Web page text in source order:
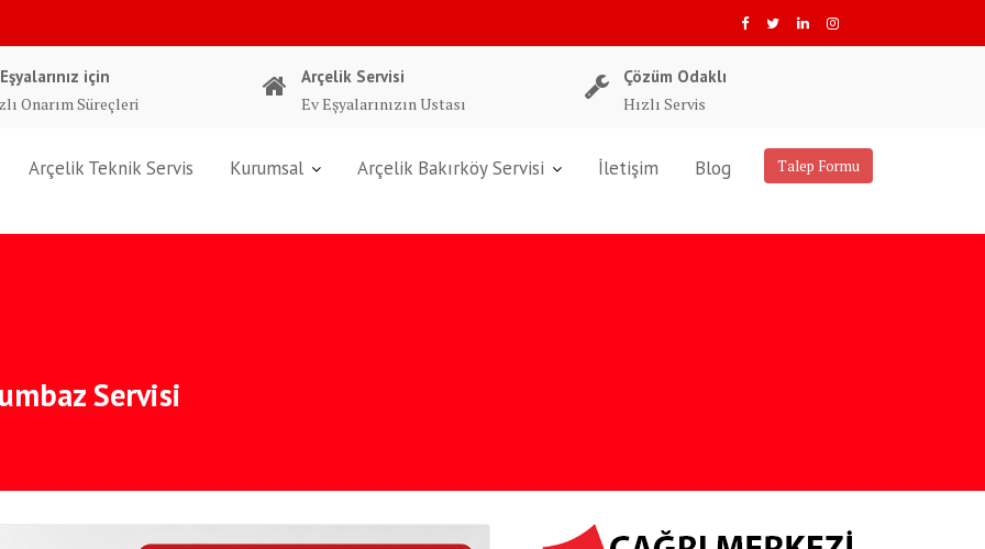
için
Onarım Süreçleri
Arçelik Servisi
Ev Eşyalarınızın Ustası
Çözüm Odaklı
Hızlı Servis
Talep Formu
Arçelik Teknik Servis Kurumsal Arçelik Bakırköy Servisi İletişim Blog
Servisi